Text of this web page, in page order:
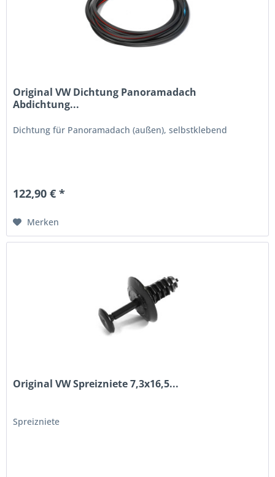
Original VW Dichtung Panoramadach
Abdichtung...
Dichtung für Panoramadach (außen), selbstklebend
122,90 € *
Merken
Original VW Spreizniete 7,3x16,5...
Spreizniete